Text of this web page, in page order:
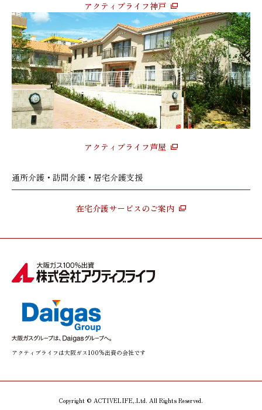
アクティブライフ神戸
アクティブライフ芦屋
通所介護・訪問介護・居宅介護支援
在宅介護サービスのご案内
アクティブライフは大阪ガス100%出資の会社です
Copyright © ACTIVELIFE,.Ltd. All Rights Reserved.